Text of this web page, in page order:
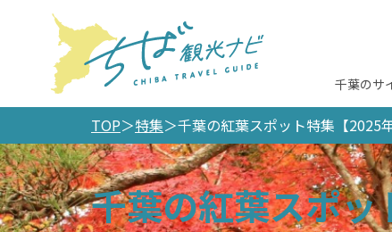
千葉のサ
TOP 特集 千葉の紅葉スポット特集【2025年
千葉の紅葉スポ